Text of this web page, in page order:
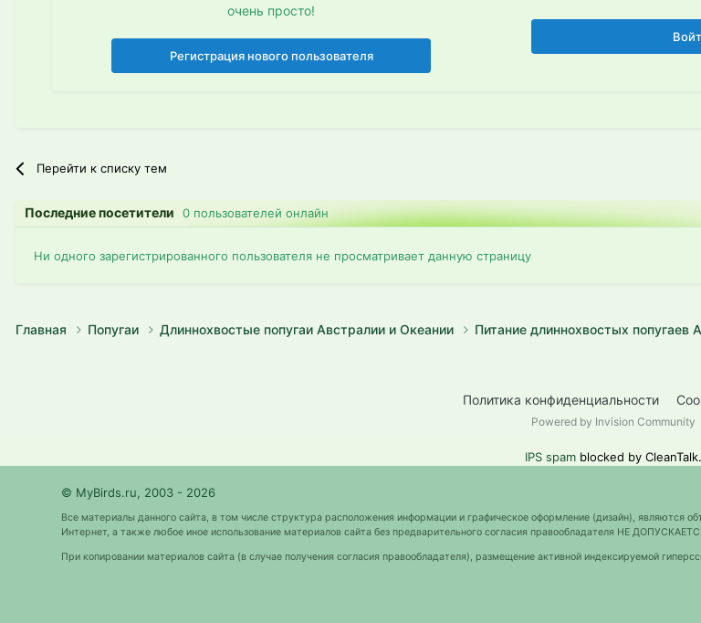
очень просто!
Регистрация нового пользователя
Перейти к списку тем
Последние посетители 0 пользователей онлайн
Ни одного зарегистрированного пользователя не просматривает данную страницу
Главная Попугаи Длиннохвостые попугаи Австралии и Океании Питание длиннохвостых попугаев
Политика конфиденциальности
Powered by Invision Community
IPS spam blocked by CleanTalk.
© MyBirds.ru, 2003 - 2026
Все материалы данного сайта, в том числе структура расположения информации и графическое оформление (дизайн), являются
Интернет, а также любое иное использование материалов сайта без предварительного согласия правообладателя НЕ
При копировании материалов сайта (в случае получения согласия правообладателя), размещение активной индексируемой